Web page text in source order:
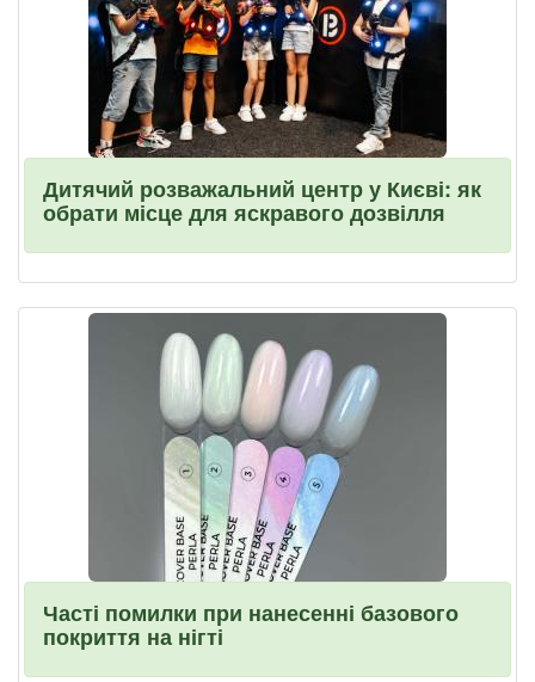
Дитячий розважальний центр у Києві: як
обрати місце для яскравого дозвілля
Часті помилки при нанесенні базового
покриття на нігті